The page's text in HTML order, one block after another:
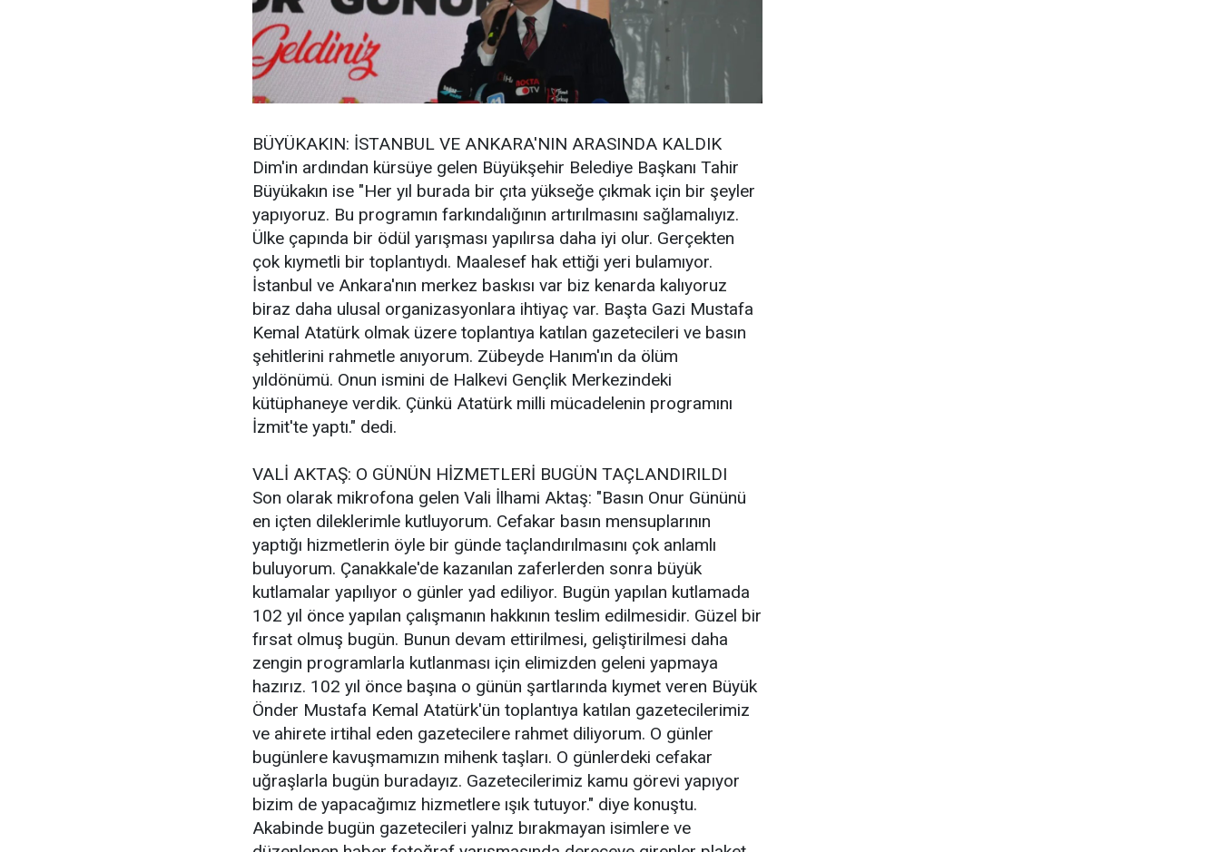
BÜYÜKAKIN: İSTANBUL VE ANKARA'NIN ARASINDA KALDIK
Dim'in ardından kürsüye gelen Büyükşehir Belediye Başkanı Tahir
Büyükakın ise "Her yıl burada bir çıta yükseğe çıkmak için bir şeyler
yapıyoruz. Bu programın farkındalığının artırılmasını sağlamalıyız.
Ülke çapında bir ödül yarışması yapılırsa daha iyi olur. Gerçekten
çok kıymetli bir toplantıydı. Maalesef hak ettiği yeri bulamıyor.
İstanbul ve Ankara'nın merkez baskısı var biz kenarda kalıyoruz
biraz daha ulusal organizasyonlara ihtiyaç var. Başta Gazi Mustafa
Kemal Atatürk olmak üzere toplantıya katılan gazetecileri ve basın
şehitlerini rahmetle anıyorum. Zübeyde Hanım'ın da ölüm
yıldönümü. Onun ismini de Halkevi Gençlik Merkezindeki
kütüphaneye verdik. Çünkü Atatürk milli mücadelenin programını
İzmit'te yaptı." dedi.
VALİ AKTAŞ: O GÜNÜN HİZMETLERİ BUGÜN TAÇLANDIRILDI
Son olarak mikrofona gelen Vali İlhami Aktaş: "Basın Onur Gününü
en içten dileklerimle kutluyorum. Cefakar basın mensuplarının
yaptığı hizmetlerin öyle bir günde taçlandırılmasını çok anlamlı
buluyorum. Çanakkale'de kazanılan zaferlerden sonra büyük
kutlamalar yapılıyor o günler yad ediliyor. Bugün yapılan kutlamada
102 yıl önce yapılan çalışmanın hakkının teslim edilmesidir. Güzel bir
fırsat olmuş bugün. Bunun devam ettirilmesi, geliştirilmesi daha
zengin programlarla kutlanması için elimizden geleni yapmaya
hazırız. 102 yıl önce başına o günün şartlarında kıymet veren Büyük
Önder Mustafa Kemal Atatürk'ün toplantıya katılan gazetecilerimiz
ve ahirete irtihal eden gazetecilere rahmet diliyorum. O günler
bugünlere kavuşmamızın mihenk taşları. O günlerdeki cefakar
uğraşlarla bugün buradayız. Gazetecilerimiz kamu görevi yapıyor
bizim de yapacağımız hizmetlere ışık tutuyor." diye konuştu.
Akabinde bugün gazetecileri yalnız bırakmayan isimlere ve